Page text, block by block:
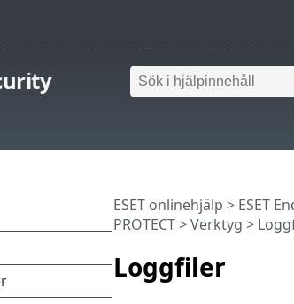
Loggfiler
ESET onlinehjälp > ESET
PROTECT>Verktyg >